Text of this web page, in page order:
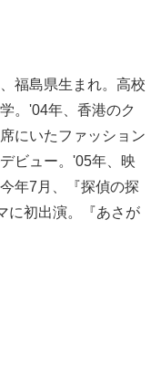
福島県生まれ。高校
。'04年、香港のク
にいたファッション
ビュー。'05年、映
年7月、『探偵の探
に初出演。『あさが